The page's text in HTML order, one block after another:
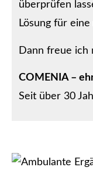
überprüfen
Lösung für
Dann freue ich
COMENIA –
Seit über 30